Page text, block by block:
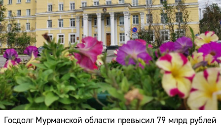
Госдолг Мурманской области превысил 79 млрд рублей